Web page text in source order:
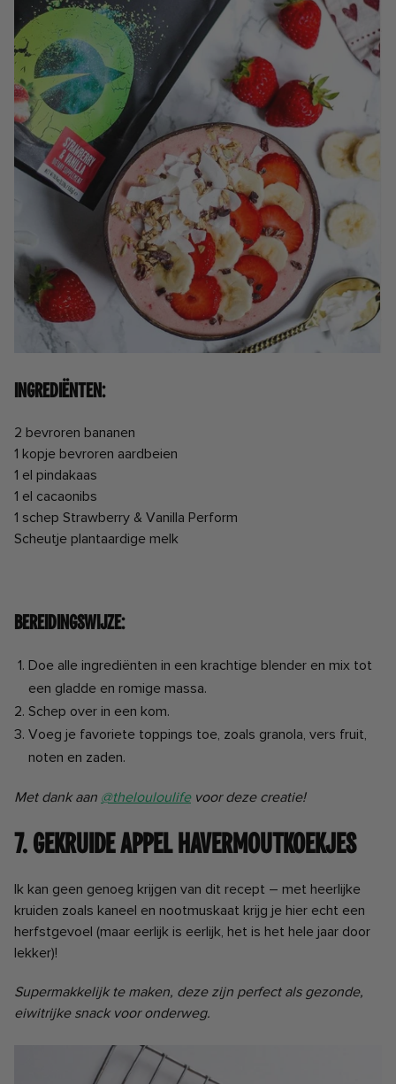
Ingrediënten:
2 bevroren bananen
1 kopje bevroren aardbeien
1 el pindakaas
1 el cacaonibs
1 schep Strawberry & Vanilla Perform
Scheutje plantaardige melk
Bereidingswijze:
Doe alle ingrediënten in een krachtige blender en mix tot
een gladde en romige massa.
Schep over in een kom.
Voeg je favoriete toppings toe, zoals granola, vers fruit,
noten en zaden.
Met dank aan @thelouloulifevoor deze creatie!
7. Gekruide Appel Havermoutkoekjes
Ik kan geen genoeg krijgen van dit recept – met heerlijke
kruiden zoals kaneel en nootmuskaat krijg je hier echt een
herfstgevoel (maar eerlijk is eerlijk, het is het hele jaar door
lekker)!
Supermakkelijk te maken, deze zijn perfect als gezonde,
eiwitrijke snack voor onderweg.